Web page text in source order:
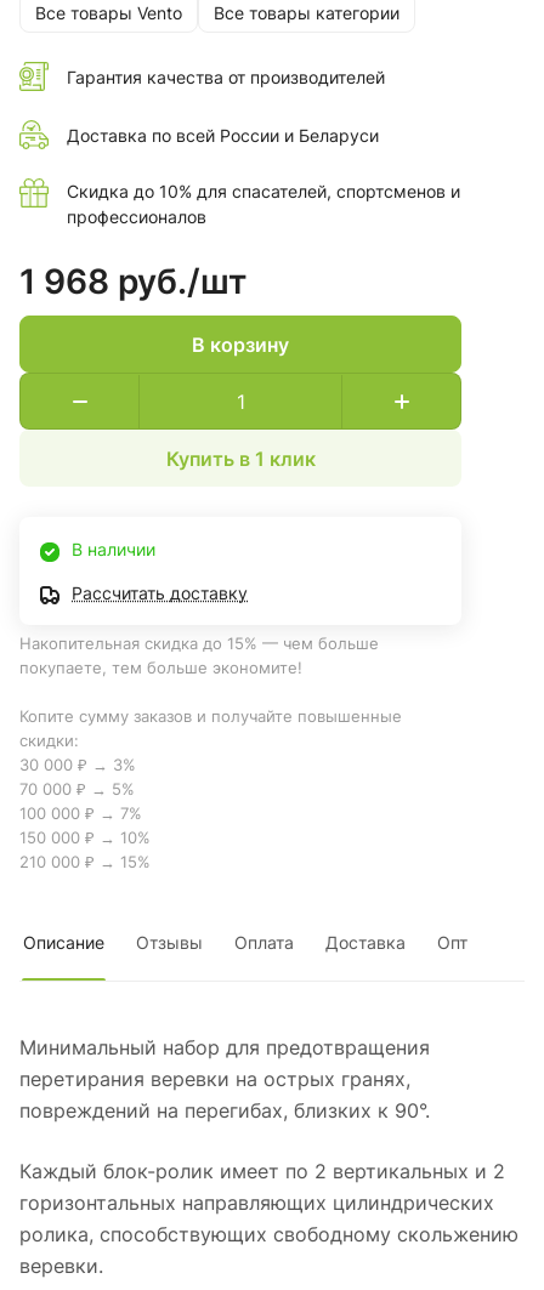
Все товары Vento Все товары категории
Гарантия качества от производителей
Доставка по всей России и Беларуси
Скидка до 10% для спасателей, спортсменов и
профессионалов
1 968 руб./шт
В корзину
Купить в 1 клик
В наличии
Рассчитать доставку
Накопительная скидка до 15% — чем больше
покупаете, тем больше экономите!
Копите сумму заказов и получайте повышенные
скидки:
30 000 ₽ → 3%
70 000 ₽ → 5%
100 000 ₽ → 7%
150 000 ₽ → 10%
210 000 ₽ → 15%
Описание Отзывы Оплата Доставка Опт
Минимальный набор для предотвращения
перетирания веревки на острых гранях,
повреждений на перегибах, близких к 90°.
Каждый блок-ролик имеет по 2 вертикальных и 2
горизонтальных направляющих цилиндрических
ролика, способствующих свободному скольжению
веревки.